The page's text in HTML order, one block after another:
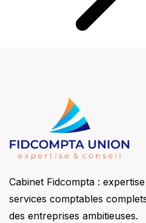
Cabinet Fidcompta :
services comptables
des entreprises ambitieuses.